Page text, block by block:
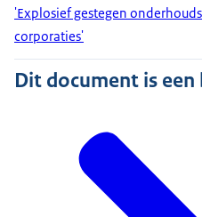
'Explosief gestegen
corporaties'
Dit document is een